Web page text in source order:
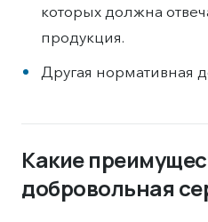
которых должна
продукция.
Другая нормативная
Какие
добровольная